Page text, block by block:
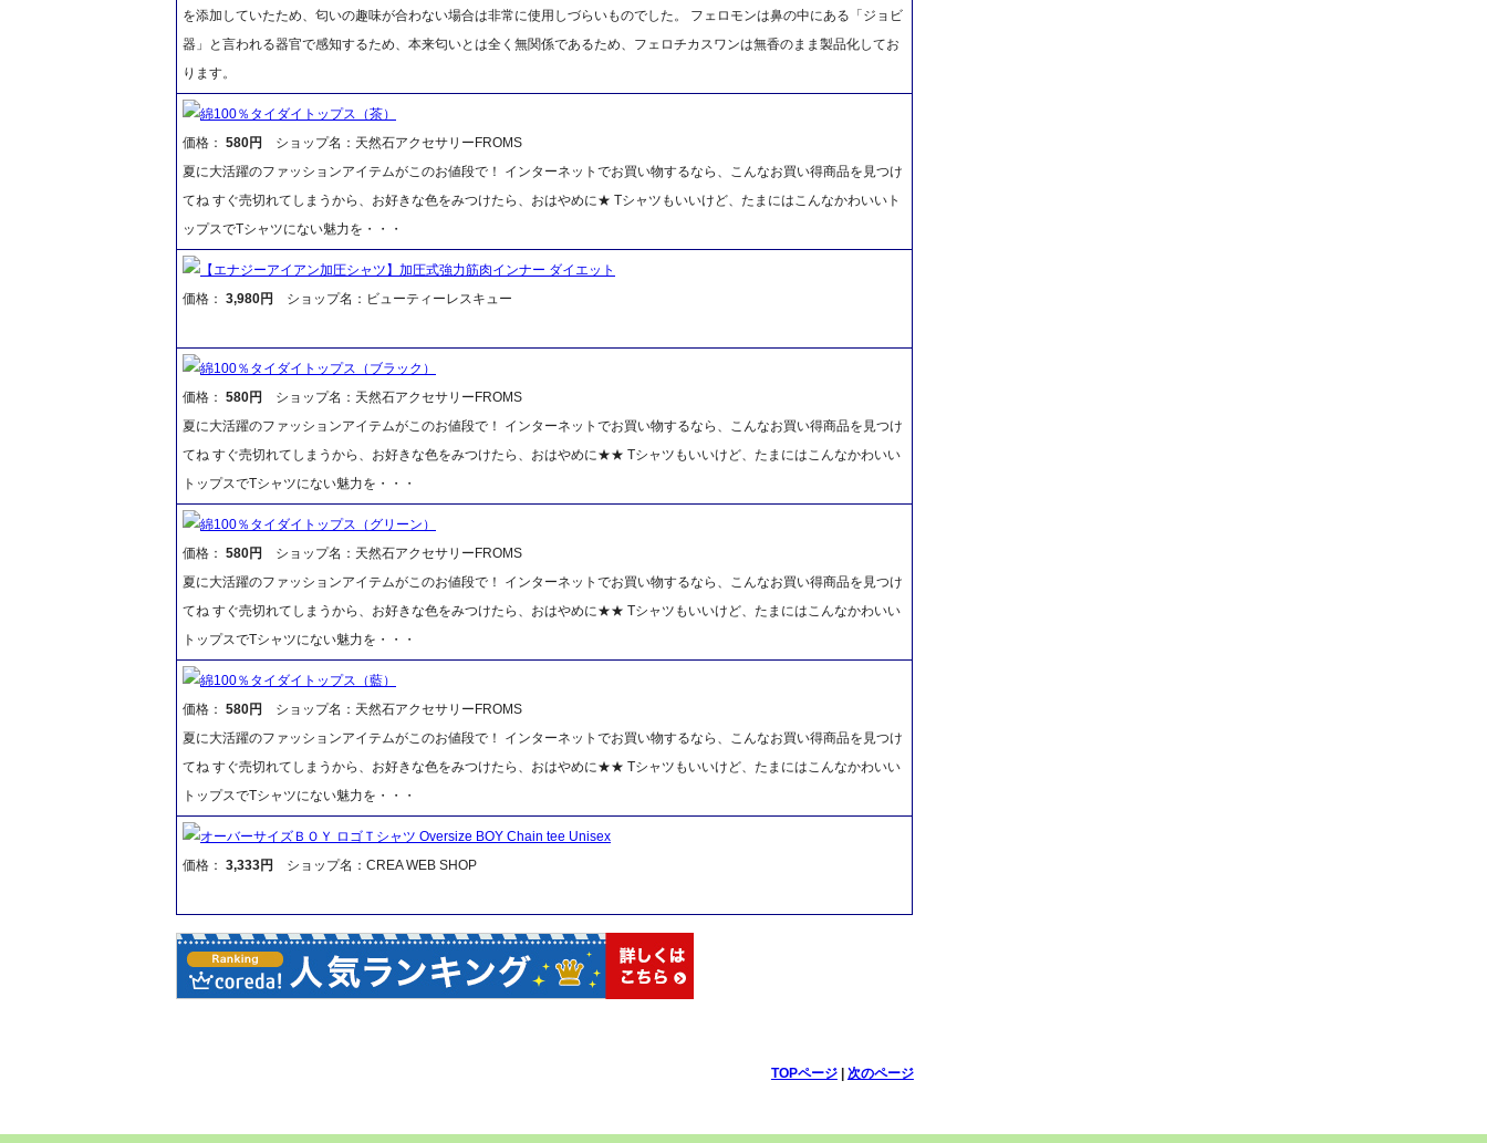
を添加していたため、匂いの趣味が合わない場合は非常に使用しづらいものでした。 フェロモンは鼻の中にある「ジョビ
器」と言われる器官で感知するため、本来匂いとは全く無関係であるため、フェロチカスワンは無香のまま製品化してお
ります。
綿100％タイダイトップス（茶）
価格： 580円
ショップ名：天然石アクセサリーFROMS
夏に大活躍のファッションアイテムがこのお値段で！ インターネットでお買い物するなら、こんなお買い得商品を見つけ
てね すぐ売切れてしまうから、お好きな色をみつけたら、おはやめに★ Tシャツもいいけど、たまにはこんなかわいいト
ップスでTシャツにない魅力を・・・
【エナジーアイアン加圧シャツ】加圧式強力筋肉インナー ダイエット
価格： 3,980円 ショップ名：ビューティーレスキュー
綿100％タイダイトップス（ブラック）
価格： 580円
ショップ名：天然石アクセサリーFROMS
夏に大活躍のファッションアイテムがこのお値段で！ インターネットでお買い物するなら、こんなお買い得商品を見つけ
てね すぐ売切れてしまうから、お好きな色をみつけたら、おはやめに★★ Tシャツもいいけど、たまにはこんなかわいい
トップスでTシャツにない魅力を・・・
綿100％タイダイトップス（グリーン）
価格： 580円
ショップ名：天然石アクセサリーFROMS
夏に大活躍のファッションアイテムがこのお値段で！ インターネットでお買い物するなら、こんなお買い得商品を見つけ
てね すぐ売切れてしまうから、お好きな色をみつけたら、おはやめに★★ Tシャツもいいけど、たまにはこんなかわいい
トップスでTシャツにない魅力を・・・
綿100％タイダイトップス（藍）
価格： 580円
ショップ名：天然石アクセサリーFROMS
夏に大活躍のファッションアイテムがこのお値段で！ インターネットでお買い物するなら、こんなお買い得商品を見つけ
てね すぐ売切れてしまうから、お好きな色をみつけたら、おはやめに★★ Tシャツもいいけど、たまにはこんなかわいい
トップスでTシャツにない魅力を・・・
オーバーサイズＢＯＹ ロゴＴシャツ Oversize BOY Chain tee Unisex
価格： 3,333円 ショップ名：CREA WEB SHOP
TOPページ| 次のページ